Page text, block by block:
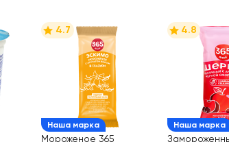
Наша марка
4.7
Мороженое 365
Наша марка
4.8